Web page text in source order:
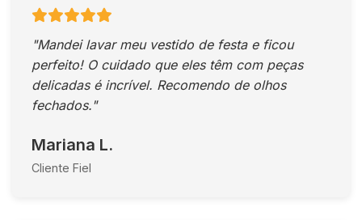
"Mandei lavar meu vestido de festa e ficou
perfeito! O cuidado que eles têm com peças
delicadas é incrível. Recomendo de olhos
fechados."
Mariana L.
Cliente Fiel